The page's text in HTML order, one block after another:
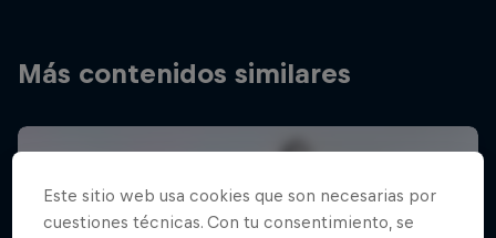
Más contenidos similares
Este sitio web usa cookies que son necesarias por
cuestiones técnicas. Con tu consentimiento, se